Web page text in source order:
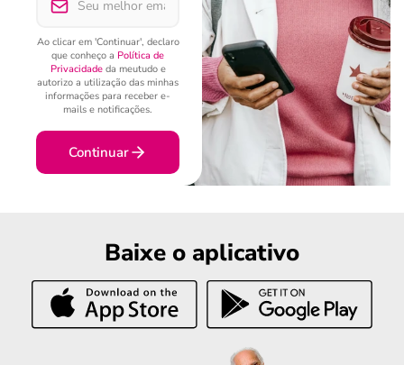
Ao clicar em 'Continuar', declaro
que conheço a Política de
Privacidadeda meutudo e
autorizo a utilização das minhas
informações para receber e-
mails e notificações.
Continuar
Baixe o aplicativo